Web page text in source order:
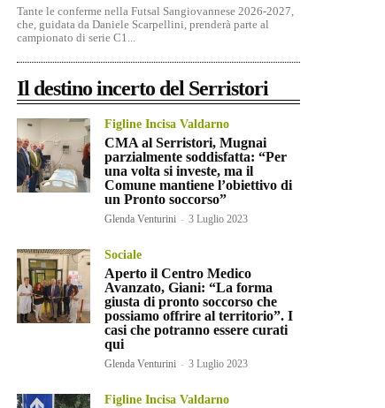
Tante le conferme nella Futsal Sangiovannese 2026-2027,
che, guidata da Daniele Scarpellini, prenderà parte al
campionato di serie C1...
Il destino incerto del Serristori
Figline Incisa Valdarno
CMA al Serristori, Mugnai
parzialmente soddisfatta: “Per
una volta si investe, ma il
Comune mantiene l’obiettivo di
un Pronto soccorso”
Glenda Venturini - 3 Luglio 2023
Sociale
Aperto il Centro Medico
Avanzato, Giani: “La forma
giusta di pronto soccorso che
possiamo offrire al territorio”. I
casi che potranno essere curati
qui
Glenda Venturini - 3 Luglio 2023
Figline Incisa Valdarno